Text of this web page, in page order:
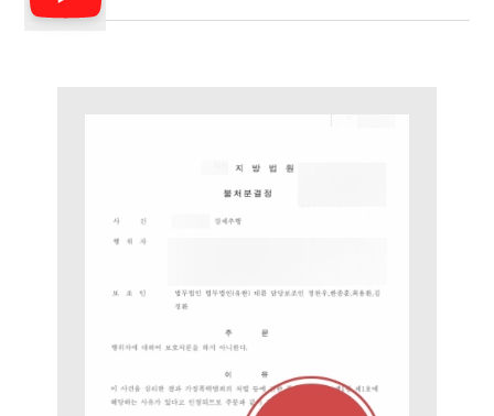
통합검색
AI대륜
주요 업무사례
법률정보
법률지식인
고객후기